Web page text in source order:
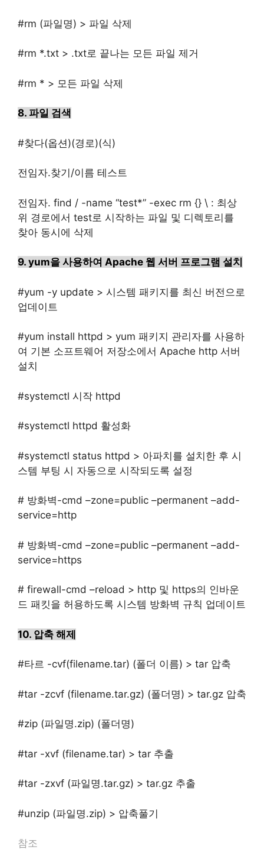
#rm (파일명) > 파일 삭제
#rm *.txt > .txt로 끝나는 모든 파일 제거
#rm * > 모든 파일 삭제
8. 파일 검색
#찾다(옵션)(경로)(식)
전임자.찾기/이름 테스트
전임자. find / -name “test*” -exec rm {} \ : 최상
위 경로에서 test로 시작하는 파일 및 디렉토리를
찾아 동시에 삭제
9. yum을 사용하여 Apache 웹 서버 프로그램 설치
#yum -y update > 시스템 패키지를 최신 버전으로
업데이트
#yum install httpd > yum 패키지 관리자를 사용하
여 기본 소프트웨어 저장소에서 Apache http 서버
설치
#systemctl 시작 httpd
#systemctl httpd 활성화
#systemctl status httpd > 아파치를 설치한 후 시
스템 부팅 시 자동으로 시작되도록 설정
# 방화벽-cmd –zone=public –permanent –add-
service=http
# 방화벽-cmd –zone=public –permanent –add-
service=https
# firewall-cmd –reload > http 및 https의 인바운
드 패킷을 허용하도록 시스템 방화벽 규칙 업데이트
10. 압축 해제
#타르 -cvf(filename.tar) (폴더 이름) > tar 압축
#tar -zcvf (filename.tar.gz) (폴더명) > tar.gz 압축
#zip (파일명.zip) (폴더명)
#tar -xvf (filename.tar) > tar 추출
#tar -zxvf (파일명.tar.gz) > tar.gz 추출
#unzip (파일명.zip) > 압축풀기
참조